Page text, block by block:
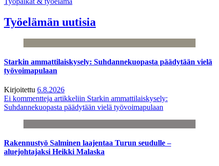
Työelämän uutisia
Starkin ammattilaiskysely: Suhdannekuopasta päädytään vielä
työvoimapulaan
Kirjoitettu 6.8.2026
Ei kommentteja artikkeliin Starkin ammattilaiskysely:
Suhdannekuopasta päädytään vielä työvoimapulaan
Rakennustyö Salminen laajentaa Turun seudulle –
aluejohtajaksi Heikki Malaska